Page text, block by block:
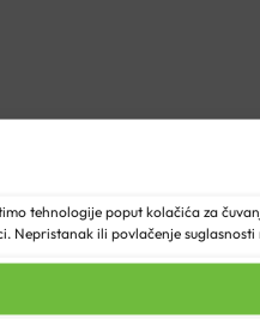
tehnologije poput kolačića za
Nepristanak ili povlačenje